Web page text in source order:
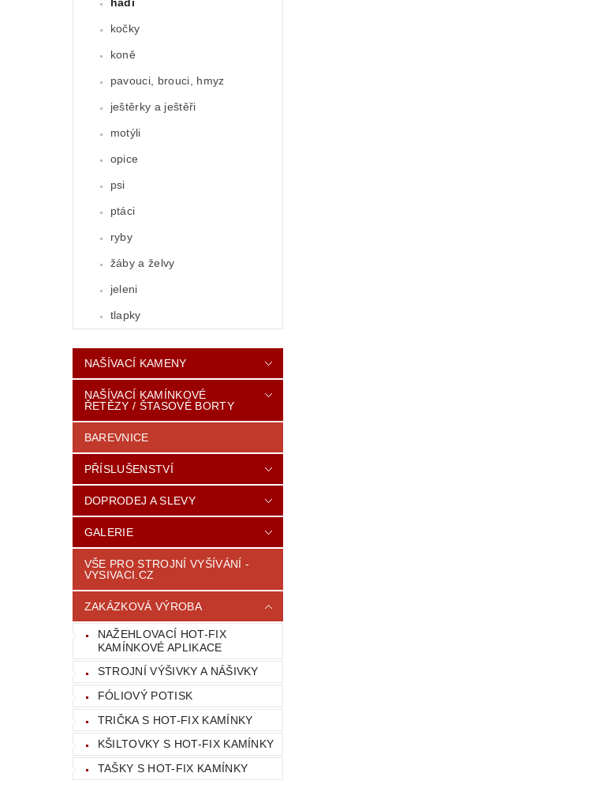
kočky
koně
pavouci, brouci, hmyz
ještěrky a ještěři
motýli
opice
psi
ptáci
ryby
žáby a želvy
jeleni
tlapky
NAŠÍVACÍ KAMENY
NAŠÍVACÍ KAMÍNKOVÉ
ŘETĚZY / ŠTASOVÉ BORTY
BAREVNICE
PŘÍSLUŠENSTVÍ
DOPRODEJ A SLEVY
GALERIE
VŠE PRO STROJNÍ VYŠÍVÁNÍ -
VYSIVACI.CZ
ZAKÁZKOVÁ VÝROBA
NAŽEHLOVACÍ HOT-FIX
KAMÍNKOVÉ APLIKACE
STROJNÍ VÝŠIVKY A NÁŠIVKY
FÓLIOVÝ POTISK
TRIČKA S HOT-FIX KAMÍNKY
KŠILTOVKY S HOT-FIX KAMÍNKY
TAŠKY S HOT-FIX KAMÍNKY